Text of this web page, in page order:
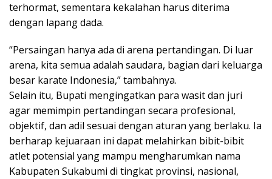
terhormat, sementara kekalahan harus diterima
dengan lapang dada.
“Persaingan hanya ada di arena pertandingan. Di luar
arena, kita semua adalah saudara, bagian dari keluarga
besar karate Indonesia,” tambahnya.
Selain itu, Bupati mengingatkan para wasit dan juri
agar memimpin pertandingan secara profesional,
objektif, dan adil sesuai dengan aturan yang berlaku. Ia
berharap kejuaraan ini dapat melahirkan bibit-bibit
atlet potensial yang mampu mengharumkan nama
Kabupaten Sukabumi di tingkat provinsi, nasional,